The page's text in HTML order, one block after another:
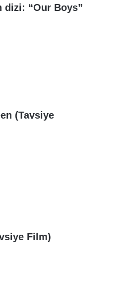
dizi: “Our Boys”
(Tavsiye
Film)